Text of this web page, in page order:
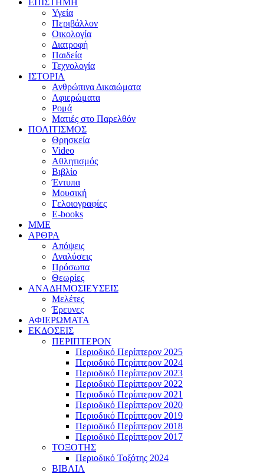
ΕΠΙΣΤΗΜΗ
Υγεία
Περιβάλλον
Οικολογία
Διατροφή
Παιδεία
Τεχνολογία
ΙΣΤΟΡΙΑ
Ανθρώπινα Δικαιώματα
Αφιερώματα
Ρομά
Ματιές στο Παρελθόν
ΠΟΛΙΤΙΣΜΟΣ
Θρησκεία
Video
Αθλητισμός
Βιβλίο
Έντυπα
Μουσική
Γελοιογραφίες
E-books
MME
ΑΡΘΡΑ
Απόψεις
Αναλύσεις
Πρόσωπα
Θεωρίες
ΑΝΑΔΗΜΟΣΙΕΥΣΕΙΣ
Μελέτες
Έρευνες
ΑΦΙΕΡΩΜΑΤΑ
ΕΚΔΟΣΕΙΣ
ΠΕΡΙΠΤΕΡΟΝ
Περιοδικό Περίπτερον 2025
Περιοδικό Περίπτερον 2024
Περιοδικό Περίπτερον 2023
Περιοδικό Περίπτερον 2022
Περιοδικό Περίπτερον 2021
Περιοδικό Περίπτερον 2020
Περιοδικό Περίπτερον 2019
Περιοδικό Περίπτερον 2018
Περιοδικό Περίπτερον 2017
ΤΟΞΟΤΗΣ
Περιοδικό Τοξότης 2024
ΒΙΒΛΙΑ